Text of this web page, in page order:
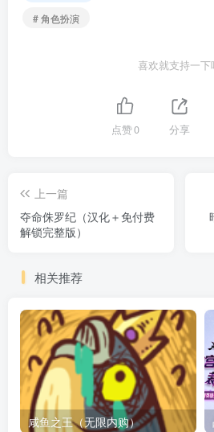
# 角色扮演
喜欢就支持一下
点赞0 分享
上一篇
夺命侏罗纪（汉化＋免付费
解锁完整版）
相关推荐
咸鱼之王（无限内购）